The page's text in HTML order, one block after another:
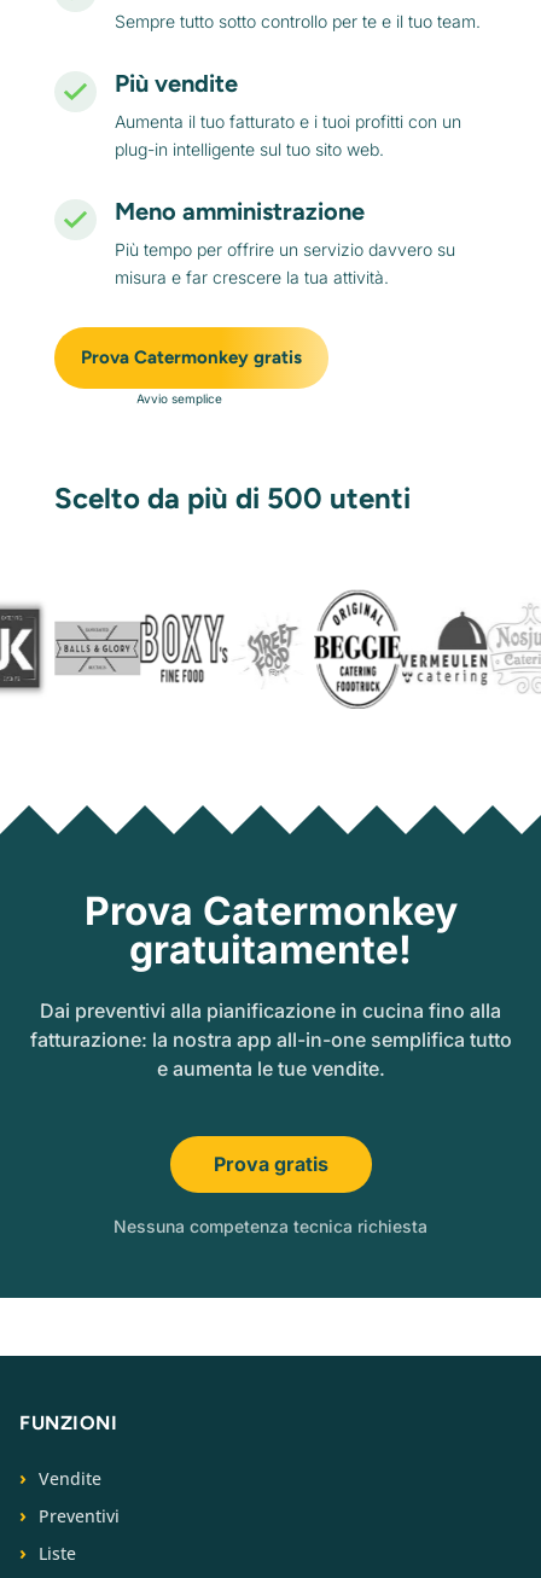
Sempre tutto sotto controllo per te e il tuo team.
Più vendite
Aumenta il tuo fatturato e i tuoi profitti con un
plug-in intelligente sul tuo sito web.
Meno amministrazione
Più tempo per offrire un servizio davvero su
misura e far crescere la tua attività.
Prova Catermonkey gratis
Avvio semplice
Scelto da più di 500 utenti
Prova Catermonkey
gratuitamente!
Dai preventivi alla pianificazione in cucina fino alla
fatturazione: la nostra app all-in-one semplifica tutto
e aumenta le tue vendite.
Prova gratis
Nessuna competenza tecnica richiesta
FUNZIONI
Vendite
Preventivi
Liste